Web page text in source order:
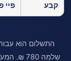
קבע
פיי
התשלום הוא
שלמה 780